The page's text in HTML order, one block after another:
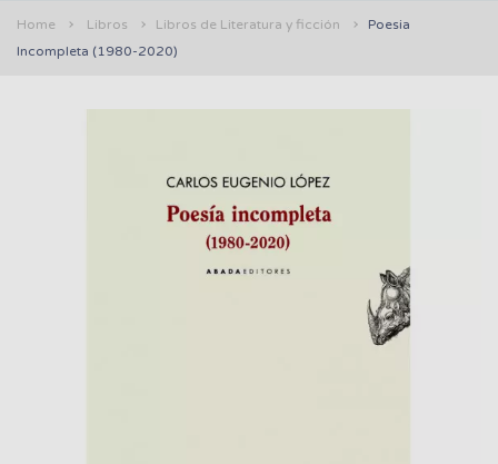
Home Libros Libros de Literatura y ficción
Poesia
Incompleta (1980-2020)